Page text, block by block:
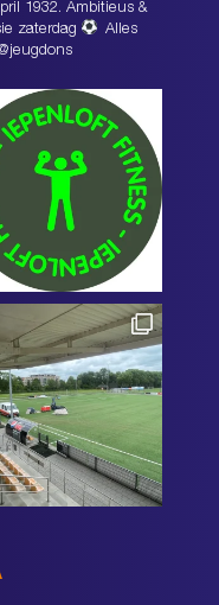
1932. Ambitieus &
zaterdag
Alles